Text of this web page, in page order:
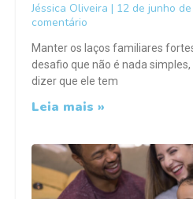
Jéssica Oliveira 12 de junho
comentário
Manter os laços familiares
desafio que não é nada
dizer que ele tem
Leia mais »